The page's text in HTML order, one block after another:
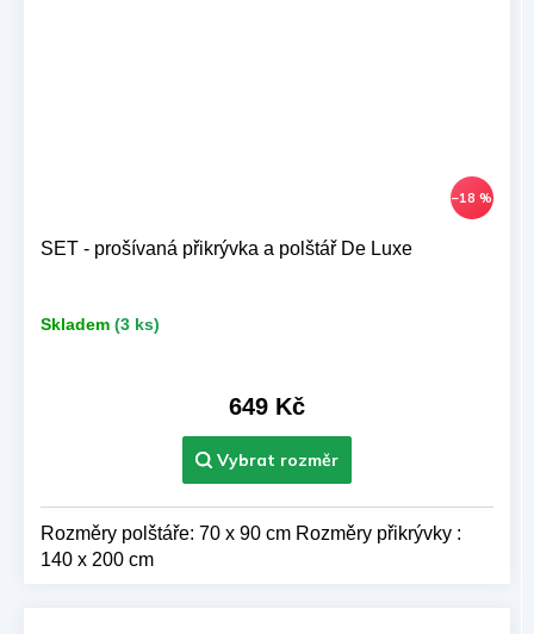
–18 %
SET - prošívaná přikrývka a polštář De Luxe
Skladem (3 ks)
649 Kč
Rozměry polštáře: 70 x 90 cm Rozměry přikrývky :
140 x 200 cm